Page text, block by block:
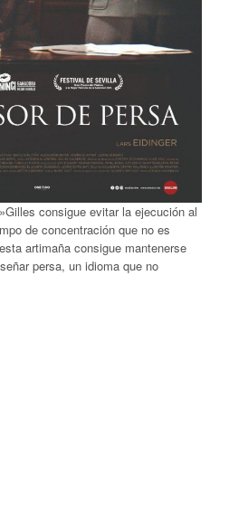
consigue evitar la ejecución al
de concentración que no es
artimaña consigue mantenerse
persa, un idioma que no